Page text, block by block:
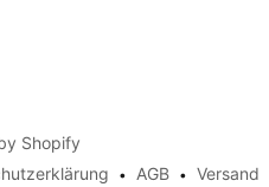
Shopify
AGB Versand